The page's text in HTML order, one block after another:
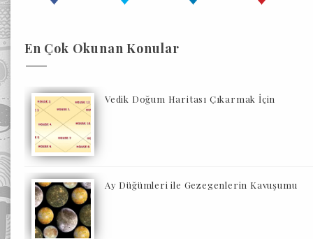
En Çok Okunan Konular
Vedik Doğum Haritası Çıkarmak İçin
Ay Düğümleri ile Gezegenlerin Kavuşumu